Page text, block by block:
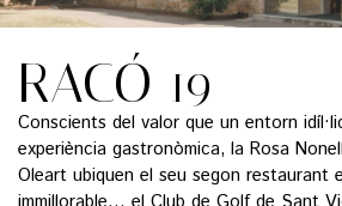
RACÓ 19
Conscients del valor que un entorn
experiència gastronòmica, la Rosa
Oleart ubiquen el seu segon restaurant